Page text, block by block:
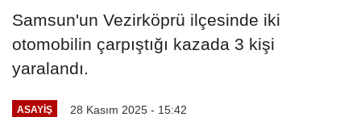
Samsun'un Vezirköprü ilçesinde iki
otomobilin çarpıştığı kazada 3 kişi
yaralandı.
ASAYIŞ 28 Kasım 2025 - 15:42